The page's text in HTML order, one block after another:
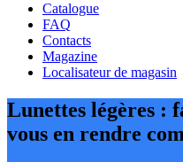
Catalogue
FAQ
Contacts
Magazine
Localisateur de magasin
Lunettes légères :
vous en rendre